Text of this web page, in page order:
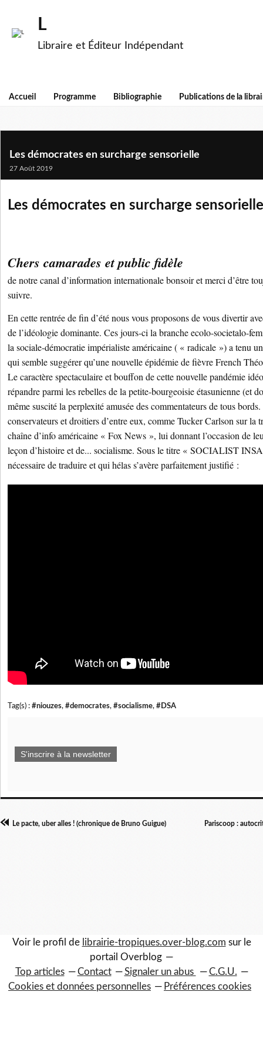
L
Libraire et Éditeur Indépendant
Accueil Programme Bibliographie Publications de la
Les démocrates en surcharge sensorielle
27 Août 2019
Les démocrates en surcharge sensorielle
Chers camarades et public fidèle
de notre canal d’information internationale bonsoir et merci d’être
suivre.
En cette rentrée de fin d’été nous vous proposons de vous divertir
de l’idéologie dominante. Ces jours-ci la branche ecolo-societalo-
la sociale-démocratie impérialiste américaine ( « radicale ») a tenu
qui semble suggérer qu’une nouvelle épidémie de fièvre French
Le caractère spectaculaire et bouffon de cette nouvelle pandémie
répandre parmi les rebelles de la petite-bourgeoisie étasunienne (et
même suscité la perplexité amusée des commentateurs de tous bords.
conservateurs et droitiers d’entre eux, comme Tucker Carlson sur la
chaîne d’info américaine « Fox News », lui donnant l’occasion de
leçon d’histoire et de... socialisme. Sous le titre « SOCIALIST
nécessaire de traduire et qui hélas s’avère parfaitement justifié :
Tag(s) : #niouzes, #democrates, #socialisme, #DSA
S'inscrire à la newsletter
Le pacte, uber alles ! (chronique de Bruno Guigue) Pariscoop :
Voir le profil de librairie-tropiques.over-blog.com sur le
portail Overblog
Top articles
Contact Signaler un abus
C.G.U.
Cookies et données personnelles
Préférences cookies